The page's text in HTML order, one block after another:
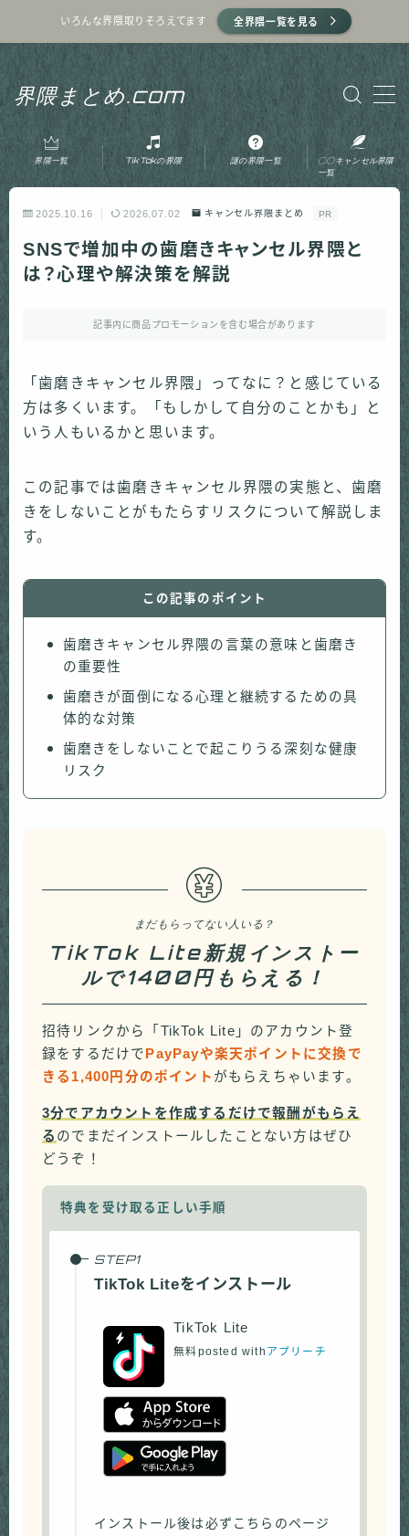
いろんな界隈取りそろえてます 全界隈一覧を見る
界隈まとめ.com
MENU
ホーム
プライバシーポリシー
運営者情報
お問い合わせ
界隈一覧 TikTokの界隈 謎の界隈一覧
〇〇キャンセル界隈
一覧
2025.10.16 2026.07.02 キャンセル界隈まとめ PR
SNSで増加中の歯磨きキャンセル界隈と
は？心理や解決策を解説
記事内に商品プロモーションを含む場合があります
「歯磨きキャンセル界隈」ってなに？と感じている
方は多くいます。「もしかして自分のことかも」と
いう人もいるかと思います。
この記事では歯磨きキャンセル界隈の実態と、歯磨
きをしないことがもたらすリスクについて解説しま
す。
この記事のポイント
歯磨きキャンセル界隈の言葉の意味と歯磨き
の重要性
歯磨きが面倒になる心理と継続するための具
体的な対策
歯磨きをしないことで起こりうる深刻な健康
リスク
まだもらってない人いる？
TikTok Lite新規インストー
ルで1400円もらえる！
招待リンクから「TikTok Lite」のアカウント登
録をするだけでPayPayや楽天ポイントに交換で
きる1,400円分のポイント がもらえちゃいます。
3分でアカウントを作成するだけで報酬がもらえ
る のでまだインストールしたことない方はぜひ
どうぞ！
特典を受け取る正しい手順
TikTok Liteをインストール
TikTok Lite
無料posted with アプリーチ
インストール後は必ずこちらのページ